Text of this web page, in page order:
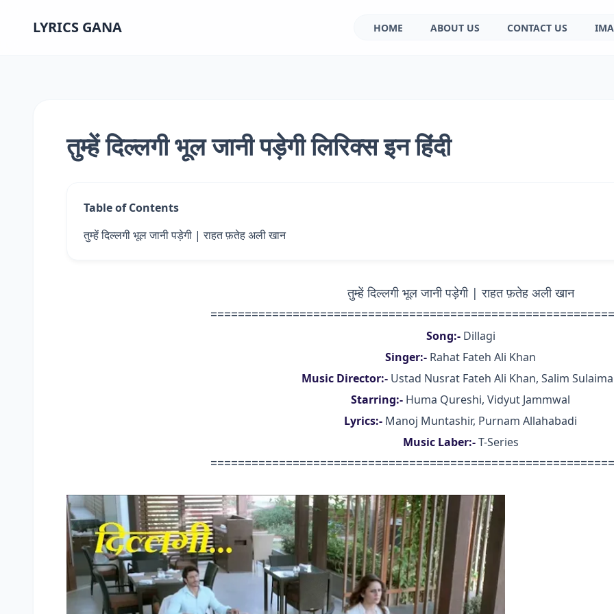
LYRICS GANA HOME ABOUT US CONTACT US
तुम्हें दिल्लगी भूल जानी पड़ेगी लिरिक्स इन हिंदी
Table of Contents
तुम्हें दिल्लगी भूल जानी पड़ेगी | राहत फ़तेह अली खान
तुम्हें दिल्लगी भूल जानी पड़ेगी | राहत फ़तेह अली खान
Song:-Dillagi
Singer:- Rahat Fateh Ali Khan
Music Director:-Ustad Nusrat Fateh Ali Khan, Salim
Starring:- Huma Qureshi, Vidyut Jammwal
Lyrics:- Manoj Muntashir, Purnam Allahabadi
Music Laber:-T-Series